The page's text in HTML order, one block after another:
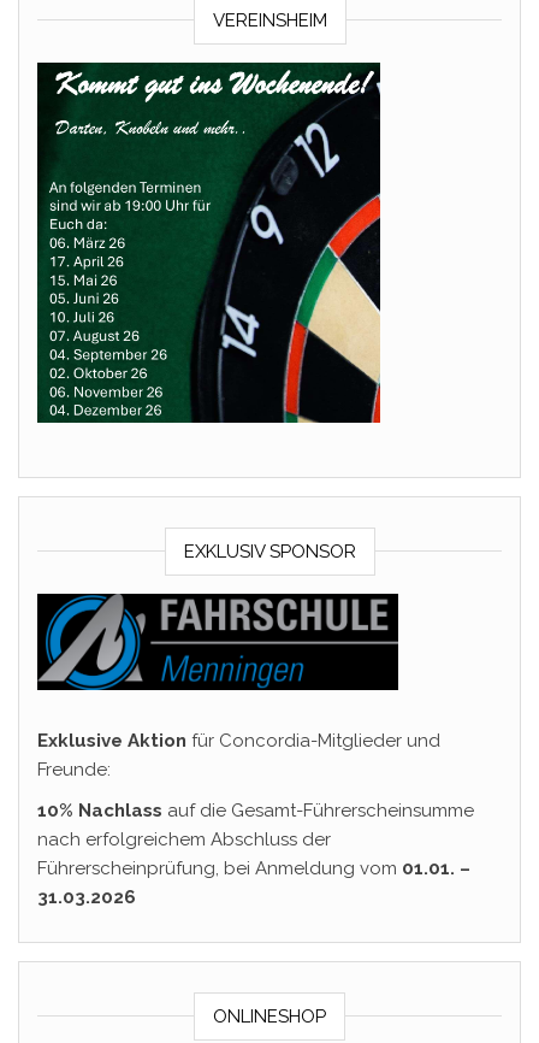
VEREINSHEIM
EXKLUSIV SPONSOR
Exklusive Aktion für Concordia-Mitglieder und
Freunde:
10% Nachlass auf die Gesamt-Führerscheinsumme
nach erfolgreichem Abschluss der
Führerscheinprüfung, bei Anmeldung vom 01.01. –
31.03.2026
ONLINESHOP